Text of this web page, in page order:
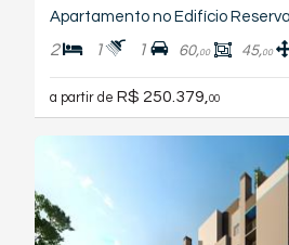
2 1 1 60,00 45,00
a partir de R$ 250.379, 00